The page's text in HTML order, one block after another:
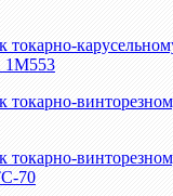
токарно-
1М553
токарно-
токарно-
70